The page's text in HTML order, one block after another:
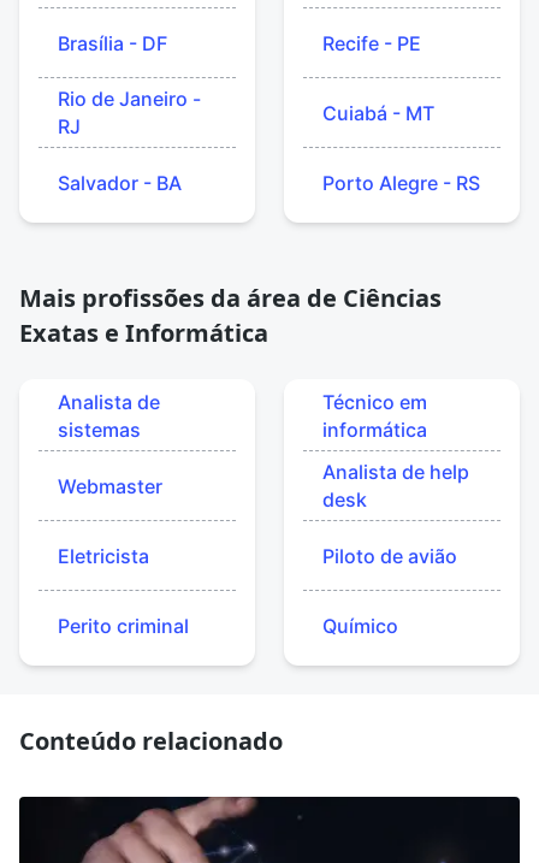
Brasília - DF
Rio de Janeiro -
RJ
Salvador - BA
Recife - PE
Cuiabá - MT
Porto Alegre - RS
Mais profissões da área de Ciências
Exatas e Informática
Analista de
sistemas
Webmaster
Eletricista
Perito criminal
Técnico em
informática
Analista de help
desk
Piloto de avião
Químico
Conteúdo relacionado